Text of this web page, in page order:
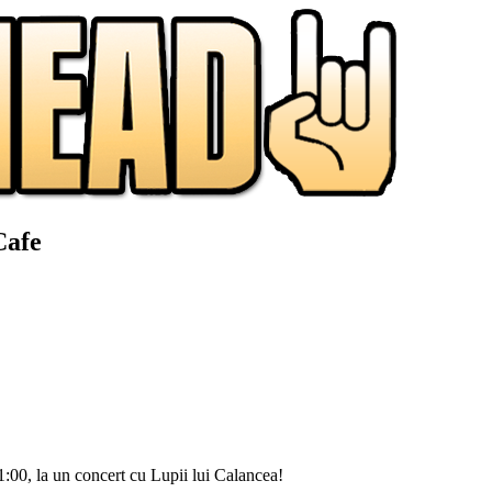
la un concert cu Lupii lui Calancea!